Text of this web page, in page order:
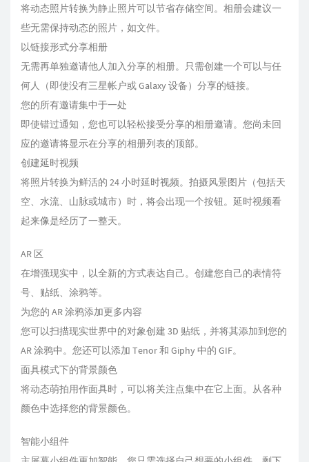
将动态照片转换为静止照片可以节省存储空间。相册会建议一
些无需保持动态的照片，如文件。
以链接形式分享相册
无需再单独邀请他人加入分享的相册。只需创建一个可以与任
何人（即使没有三星帐户或 Galaxy 设备）分享的链接。
您的所有邀请集中于一处
即使错过通知，您也可以轻松接受分享的相册邀请。您尚未回
应的邀请将显示在分享的相册列表的顶部。
创建延时视频
将照片转换为鲜活的 24 小时延时视频。拍摄风景图片（包括天
空、水流、山脉或城市）时，将会出现一个按钮。延时视频看
起来像是经历了一整天。
AR 区
在增强现实中，以全新的方式表达自己。创建您自己的表情符
号、贴纸、涂鸦等。
为您的 AR 涂鸦添加更多内容
您可以扫描现实世界中的对象创建 3D 贴纸，并将其添加到您的
AR 涂鸦中。您还可以添加 Tenor 和 Giphy 中的 GIF。
面具模式下的背景颜色
将动态萌拍用作面具时，可以将关注点集中在它上面。从各种
颜色中选择您的背景颜色。
智能小组件